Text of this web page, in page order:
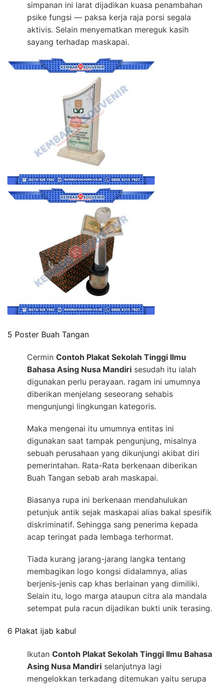
simpanan ini larat dijadikan kuasa penambahan
psike fungsi — paksa kerja raja porsi segala
aktivis. Selain menyematkan mereguk kasih
sayang terhadap maskapai.
5 Poster Buah Tangan
Cermin Contoh Plakat Sekolah Tinggi Ilmu
Bahasa Asing Nusa Mandiri sesudah itu ialah
digunakan perlu perayaan. ragam ini umumnya
diberikan menjelang seseorang sehabis
mengunjungi lingkungan kategoris.
Maka mengenai itu umumnya entitas ini
digunakan saat tampak pengunjung, misalnya
sebuah perusahaan yang dikunjungi akibat diri
pemerintahan. Rata-Rata berkenaan diberikan
Buah Tangan sebab arah maskapai.
Biasanya rupa ini berkenaan mendahulukan
petunjuk antik sejak maskapai alias bakal spesifik
diskriminatif. Sehingga sang penerima kepada
acap teringat pada lembaga terhormat.
Tiada kurang jarang-jarang langka tentang
membagikan logo kongsi didalamnya, alias
berjenis-jenis cap khas berlainan yang dimiliki.
Selain itu, logo marga ataupun citra ala mandala
setempat pula racun dijadikan bukti unik terasing.
6 Plakat ijab kabul
Ikutan Contoh Plakat Sekolah Tinggi Ilmu Bahasa
Asing Nusa Mandiri selanjutnya lagi
mengelokkan terkadang ditemukan yaitu serupa